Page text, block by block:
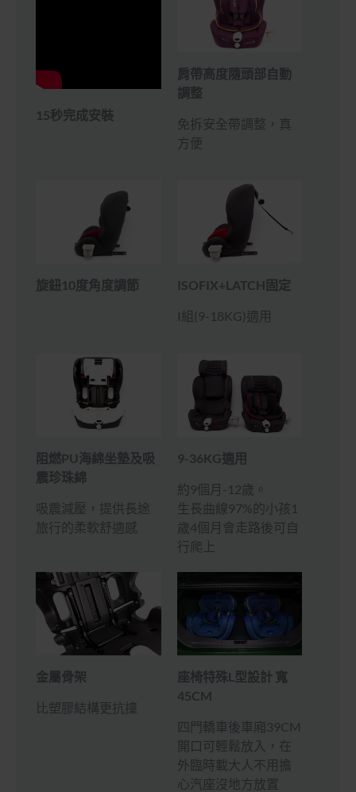
15秒完成安裝
肩帶高度隨頭部自動
調整
免拆安全帶調整，真
方便
旋鈕10度角度調節 ISOFIX+LATCH固定
I組(9-18KG)適用
阻燃PU海綿坐墊及吸
震珍珠綿
吸震減壓，提供長途
旅行的柔軟舒適感
9-36KG適用
約9個月-12歲。
生長曲線97%的小孩1
歲4個月會走路後可自
行爬上
金屬骨架
比塑膠結構更抗撞
座椅特殊L型設計 寬
45CM
四門轎車後車廂39CM
開口可輕鬆放入，在
外臨時載大人不用擔
心汽座沒地方放置